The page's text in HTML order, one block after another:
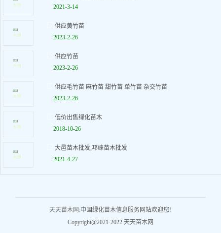
2021-3-14
供应黄竹苗
2023-2-26
供应竹苗
2023-2-26
供应毛竹苗 麻竹苗 甜竹苗 单竹苗 杂交竹苗
2023-2-26
低价出售绿化苗木
2018-10-26
大邑苗木批发,邛崃苗木批发
2021-4-27
天天苗木网 :中国绿化苗木信息服务网站欢迎您!
Copyright@2021-2022 天天苗木网